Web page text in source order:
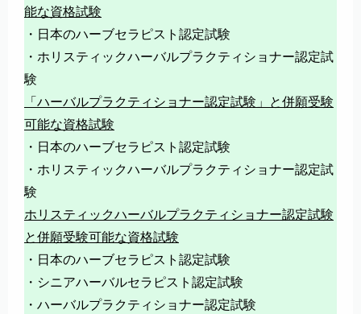
能な資格試験
・日本のハーブセラピスト認定試験
・ホリスティックハーバルプラクティショナー認定試
験
「ハーバルプラクティショナー認定試験」と併願受験
可能な資格試験
・日本のハーブセラピスト認定試験
・ホリスティックハーバルプラクティショナー認定試
験
ホリスティックハーバルプラクティショナー認定試験
と併願受験可能な資格試験
・日本のハーブセラピスト認定試験
・シニアハーバルセラピスト認定試験
・ハーバルプラクティショナー認定試験